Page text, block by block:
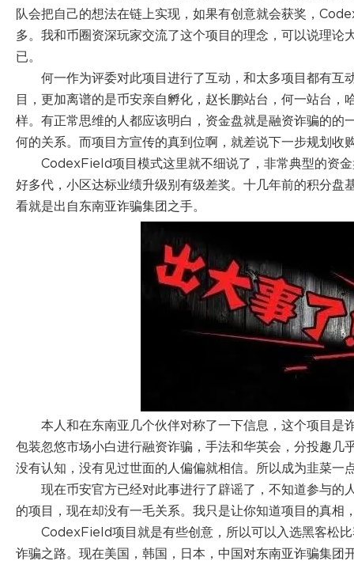
队会把自己的想法在链上实现，如果有创意就会获奖，
多。我和币圈资深玩家交流了这个项目的理念，可以说理
已。
何一作为评委对此项目进行了互动，和太多项目都有互
目，更加离谱的是币安亲自孵化，赵长鹏站台，何一站台
样。有正常思维的人都应该明白，资金盘就是融资诈骗的
何的关系。而项目方宣传的真到位啊，就差说下一步规划收
CodexField项目模式这里就不细说了，非常典型的资
好多代，小区达标业绩升级别有级差奖。十几年前的积分
看就是出自东南亚诈骗集团之手。
本人和在东南亚几个伙伴对称了一下信息，这个项目是
包装忽悠市场小白进行融资诈骗，手法和华英会，分投趣
没有认知，没有见过世面的人偏偏就相信。所以成为韭菜一
现在币安官方已经对此事进行了辟谣了，不知道参与的
的项目，现在却没有一毛关系。我只是让你知道项目的真相
CodexField项目就是有些创意，所以可以入选黑客松
诈骗之路。现在美国，韩国，日本，中国对东南亚诈骗集